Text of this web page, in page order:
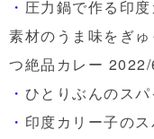
・ 圧力鍋で作る印
素材のうま味をぎ
つ絶品カレー
・ ひとりぶんのス
・ 印度カリー子の